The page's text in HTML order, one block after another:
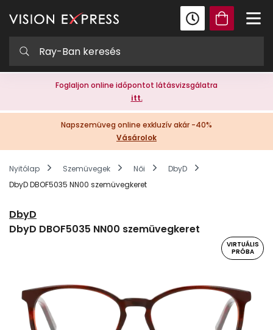
Foglaljon online időpontot látásvizsgálatra
itt.
Napszemüveg online exkluzív akár -40%
Vásárolok
Nyitólap Szemüvegek Női
DbyD
DbyD DBOF5035 NN00 szemüvegkeret
DbyD
DbyD DBOF5035 NN00 szemüvegkeret
VIRTUÁLIS
PRÓBA